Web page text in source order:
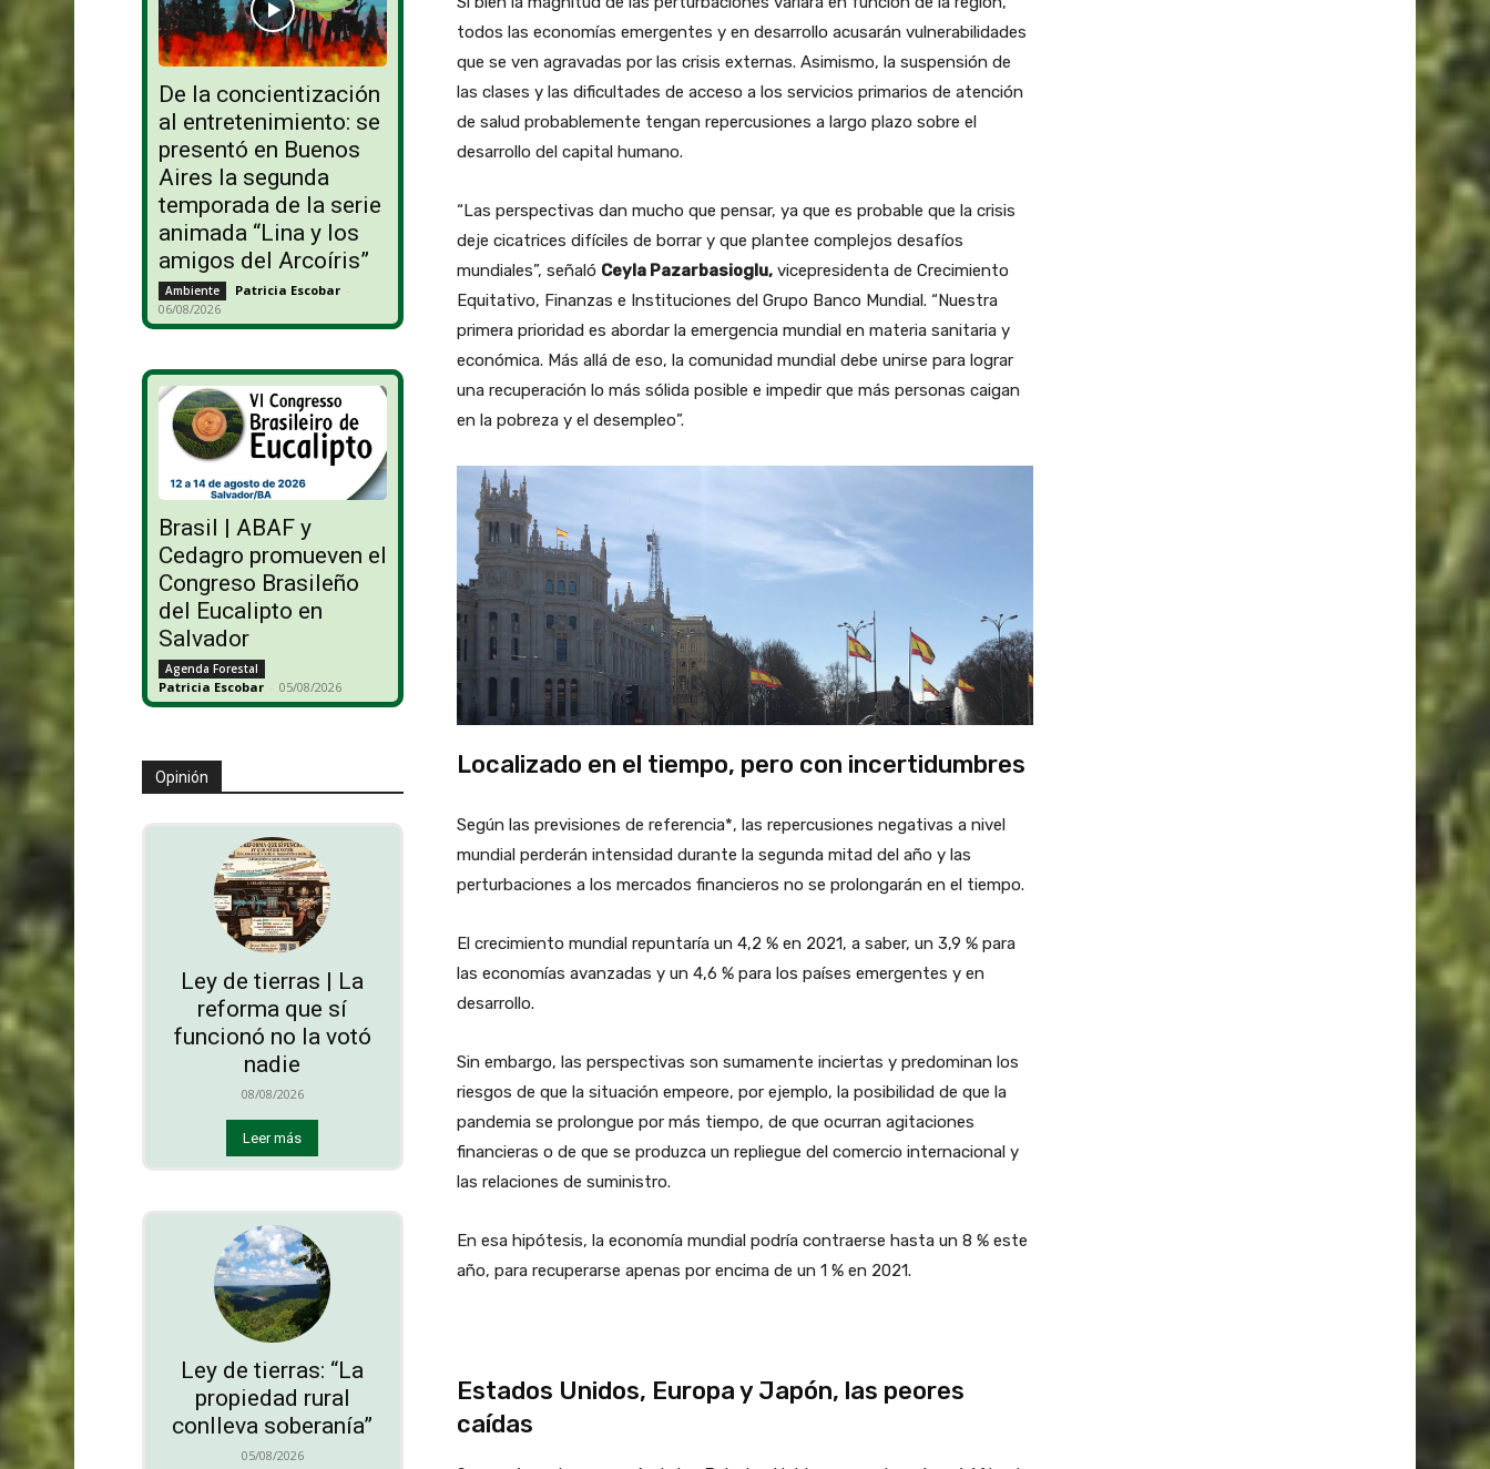
De la concientización
al entretenimiento: se
presentó en Buenos
Aires la segunda
temporada de la serie
animada “Lina y los
amigos del Arcoíris”
Ambiente Patricia Escobar -
06/08/2026
Brasil | ABAF y
Cedagro promueven el
Congreso Brasileño
del Eucalipto en
Salvador
Agenda Forestal
Patricia Escobar - 05/08/2026
Opinión
Ley de tierras | La
reforma que sí
funcionó no la votó
nadie
08/08/2026
Leer más
Ley de tierras: “La
propiedad rural
conlleva soberanía”
05/08/2026
todos las economías emergentes y en desarrollo acusarán vulnerabilidades
que se ven agravadas por las crisis externas. Asimismo, la suspensión de
las clases y las dificultades de acceso a los servicios primarios de atención
de salud probablemente tengan repercusiones a largo plazo sobre el
desarrollo del capital humano.
“Las perspectivas dan mucho que pensar, ya que es probable que la crisis
deje cicatrices difíciles de borrar y que plantee complejos desafíos
mundiales”, señaló Ceyla Pazarbasioglu,vicepresidenta de Crecimiento
Equitativo, Finanzas e Instituciones del Grupo Banco Mundial. “Nuestra
primera prioridad es abordar la emergencia mundial en materia sanitaria y
económica. Más allá de eso, la comunidad mundial debe unirse para lograr
una recuperación lo más sólida posible e impedir que más personas caigan
en la pobreza y el desempleo”.
Localizado en el tiempo, pero con incertidumbres
Según las previsiones de referencia*, las repercusiones negativas a nivel
mundial perderán intensidad durante la segunda mitad del año y las
perturbaciones a los mercados financieros no se prolongarán en el tiempo.
El crecimiento mundial repuntaría un 4,2 % en 2021, a saber, un 3,9 % para
las economías avanzadas y un 4,6 % para los países emergentes y en
desarrollo.
Sin embargo, las perspectivas son sumamente inciertas y predominan los
riesgos de que la situación empeore, por ejemplo, la posibilidad de que la
pandemia se prolongue por más tiempo, de que ocurran agitaciones
financieras o de que se produzca un repliegue del comercio internacional y
las relaciones de suministro.
En esa hipótesis, la economía mundial podría contraerse hasta un 8 % este
año, para recuperarse apenas por encima de un 1 % en 2021.
Estados Unidos, Europa y Japón, las peores
caídas